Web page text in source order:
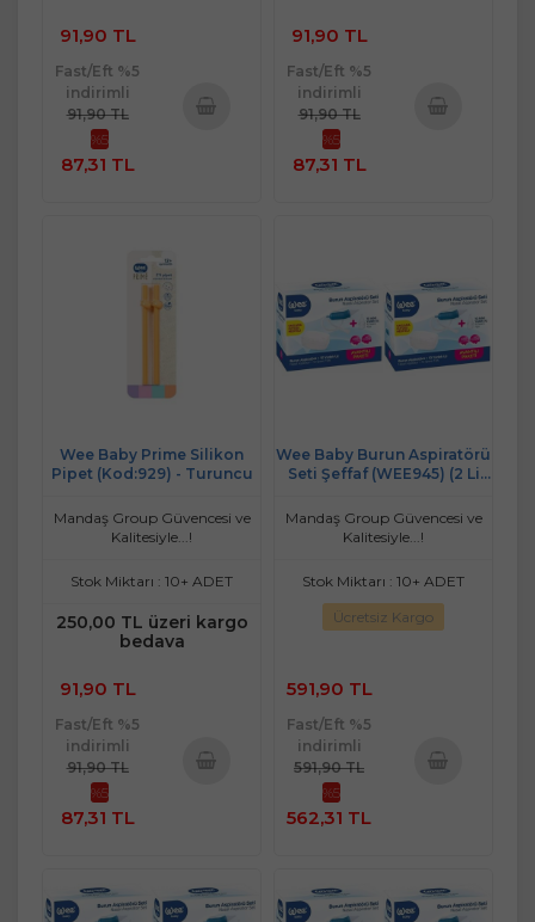
91,90 TL
Fast/Eft %5
indirimli
91,90 TL
%5
87,31 TL
91,90 TL
Fast/Eft %5
indirimli
91,90 TL
%5
87,31 TL
Wee Baby Prime Silikon
Pipet (Kod:929) - Turuncu
Mandaş Group Güvencesi ve
Kalitesiyle...!
Stok Miktarı : 10+ ADET
250,00 TL üzeri kargo
bedava
91,90 TL
Fast/Eft %5
indirimli
91,90 TL
%5
87,31 TL
Wee Baby Burun Aspiratörü
Seti Şeffaf (WEE945) (2 Li
Mandaş Group Güvencesi ve
Kalitesiyle...!
Stok Miktarı : 10+ ADET
Ücretsiz Kargo
591,90 TL
Fast/Eft %5
indirimli
591,90 TL
%5
562,31 TL